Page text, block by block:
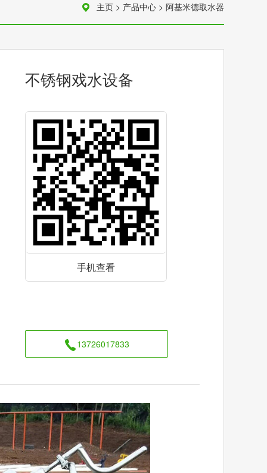
主页 > 产品中心 > 阿基米德取水器
不锈钢戏水设备
手机查看
13726017833